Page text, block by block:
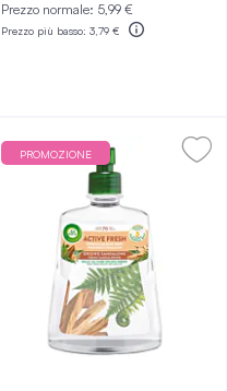
Prezzo normale: 5,99 €
Prezzo più basso: 3,79 €
PROMOZIONE